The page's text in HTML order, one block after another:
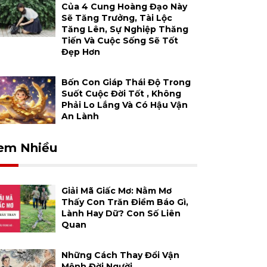
Của 4 Cung Hoàng Đạo Này
Sẽ Tăng Trưởng, Tài Lộc
Tăng Lên, Sự Nghiệp Thăng
Tiến Và Cuộc Sống Sẽ Tốt
Đẹp Hơn
Bốn Con Giáp Thái Độ Trong
Suốt Cuộc Đời Tốt , Không
Phải Lo Lắng Và Có Hậu Vận
An Lành
Nhiều
Giải Mã Giấc Mơ: Nằm Mơ
Thấy Con Trăn Điềm Báo Gì,
Lành Hay Dữ? Con Số Liên
Quan
Những Cách Thay Đổi Vận